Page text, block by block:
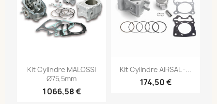
Kit Cylindre MALOSSI
Ø75,5mm
1 066,58 €
Kit Cylindre AIRSAL -...
174,50 €